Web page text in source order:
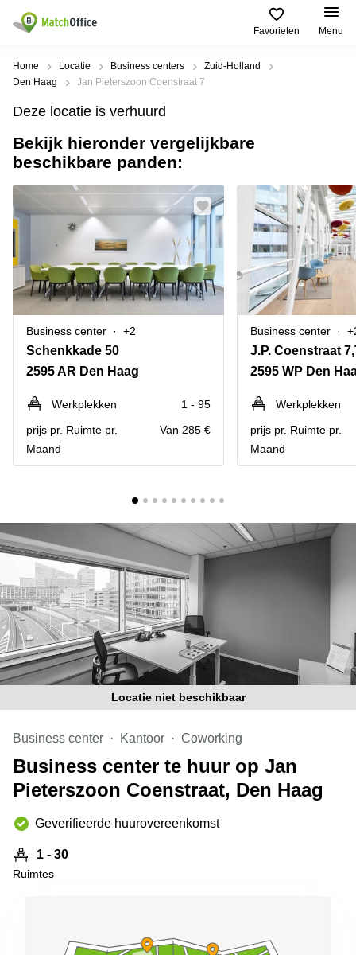
Favorieten Menu
Huren / Verhuren
Productpagina's
Kantoorruimten
Business
Flexplekken
Coworking
Spaces
Vergaderruimten
Virtueel
Kantoor
Bedrijfsruimte
Populaire
Steden
Alkmaar
Amsterdam
Westpoort
Bergen
op
Zoom
Amersfoort
Breda
Hengelo
Hilversum
Hoofddorp
Deventer
Tilburg
Zwolle
Amsterdam
Westpoort
Populaire
zoekopdrachten
Kantoorruimte
in Breda
huren
Kantoor
huren
Tiel
Kantoor
huren
Reeuwijk
Business
Arnhem
center
Hilversum
Business
center
Den
Haag
Coworking
space
Breda
Coworking
in Arnhem
Coworking
Hilversum
Coworking
space
Zwolle
Kantoor
Help
Over ons
Voeg je kantoorruimte toe
Huurprijs
Log in
Home Locatie Business centers
Zuid-Holland
Den Haag
Jan Pieterszoon Coenstraat 7
Deze locatie is verhuurd
Bekijk hieronder vergelijkbare
beschikbare panden:
Business center +2
Schenkkade 50
2595 AR Den Haag
Werkplekken
1 - 95
prijs pr. Ruimte pr.
Maand
Van 285 €
Business center
J.P. Coenstraat
2595 WP Den
Werkplekken
prijs pr. Ruimte pr.
Maand
Locatie niet beschikbaar
Business center Kantoor Coworking
Business center te huur op Jan
Pieterszoon Coenstraat, Den Haag
Geverifieerde huurovereenkomst
1 - 30
Ruimtes